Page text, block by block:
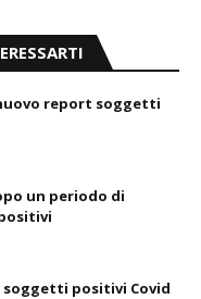
report soggetti
un periodo di
positivi Covid